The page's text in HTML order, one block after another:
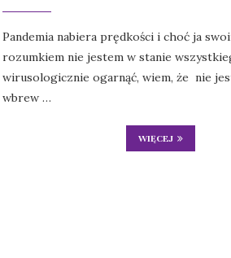
Pandemia nabiera prędkości i choć ja
rozumkiem nie jestem w stanie
wirusologicznie ogarnąć, wiem, że nie
wbrew …
WIĘCEJ